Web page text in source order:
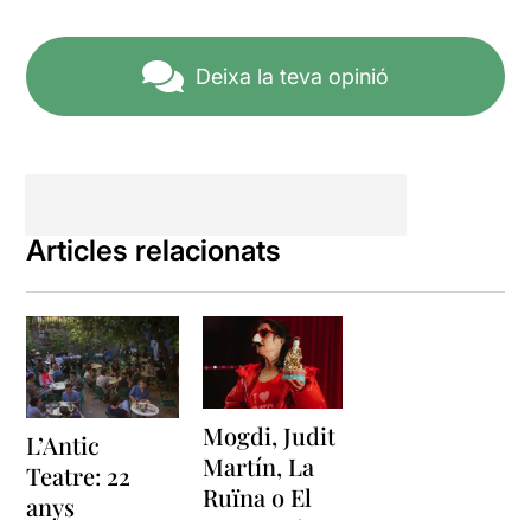
Deixa la teva opinió
Articles relacionats
L’Antic
Teatre: 22
anys
Mogdi, Judit
Martín, La
Ruïna o El